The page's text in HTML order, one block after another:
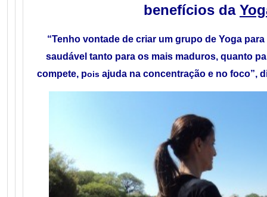
benefícios da
“Tenho vontade de criar um grupo de Yoga
saudável tanto para os mais maduros, quanto
compete, pois ajuda na concentração e no foco”,